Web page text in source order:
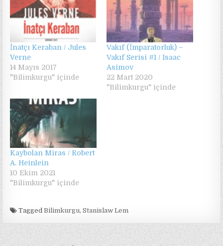
İnatçı Keraban / Jules
Verne
14 Mayıs 2017
"Bilimkurgu" içinde
Vakıf (İmparatorluk) –
Vakıf Serisi #1 / Isaac
Asimov
22 Mart 2020
"Bilimkurgu" içinde
Kaybolan Miras / Robert
A. Heinlein
10 Ekim 2021
"Bilimkurgu" içinde
TaggedBilimkurgu,Stanislaw Lem